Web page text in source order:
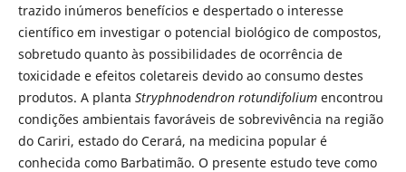
trazido inúmeros benefícios e despertado o interesse
científico em investigar o potencial biológico de compostos,
sobretudo quanto às possibilidades de ocorrência de
toxicidade e efeitos coletareis devido ao consumo destes
produtos. A planta Stryphnodendron rotundifoliumencontrou
condições ambientais favoráveis de sobrevivência na região
do Cariri, estado do Cerará, na medicina popular é
conhecida como Barbatimão. O presente estudo teve como